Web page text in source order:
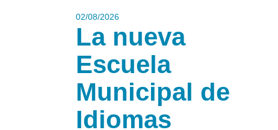
02/08/2026
La nueva
Escuela
Municipal de
Idiomas